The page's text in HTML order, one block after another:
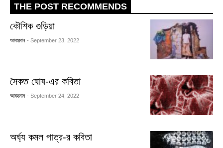
THE POST RECOMMENDS
কৌশিক গুড়িয়া
আবহমান - September 23, 2022
সৈকত ঘোষ-এর কবিতা
আবহমান - September 24, 2022
অর্ঘ্য কমল পাত্র-র কবিতা